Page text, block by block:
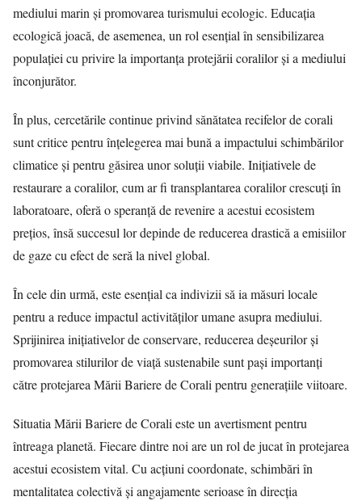
mediului marin și promovarea turismului ecologic. Educația
ecologică joacă, de asemenea, un rol esențial în sensibilizarea
populației cu privire la importanța protejării coralilor și a mediului
înconjurător.
În plus, cercetările continue privind sănătatea recifelor de corali
sunt critice pentru înțelegerea mai bună a impactului schimbărilor
climatice și pentru găsirea unor soluții viabile. Inițiativele de
restaurare a coralilor, cum ar fi transplantarea coralilor crescuți în
laboratoare, oferă o speranță de revenire a acestui ecosistem
prețios, însă succesul lor depinde de reducerea drastică a emisiilor
de gaze cu efect de seră la nivel global.
În cele din urmă, este esențial ca indivizii să ia măsuri locale
pentru a reduce impactul activităților umane asupra mediului.
Sprijinirea inițiativelor de conservare, reducerea deșeurilor și
promovarea stilurilor de viață sustenabile sunt pași importanți
către protejarea Mării Bariere de Corali pentru generațiile viitoare.
Situatia Mării Bariere de Corali este un avertisment pentru
întreaga planetă. Fiecare dintre noi are un rol de jucat în protejarea
acestui ecosistem vital. Cu acțiuni coordonate, schimbări în
mentalitatea colectivă și angajamente serioase în direcția